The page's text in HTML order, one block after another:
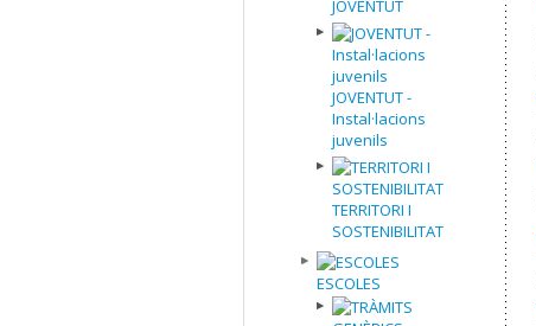
JOVENTUT
JOVENTUT -
Instal·lacions
juvenils
TERRITORI I
SOSTENIBILITAT
ESCOLES